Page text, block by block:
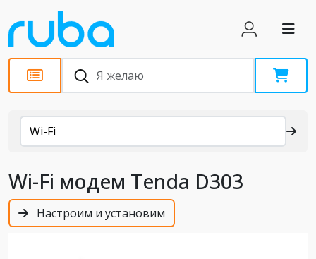
Каталог
Wi-Fi
Wi-Fi модем Tenda D303
Настроим и установим